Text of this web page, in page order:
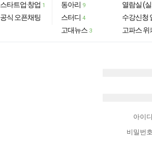
스타트업·창업 1
공식 오픈채팅
동아리 9
스터디 4
고대뉴스 3
열람실 (
수강신청
고파스 위
아이
비밀번